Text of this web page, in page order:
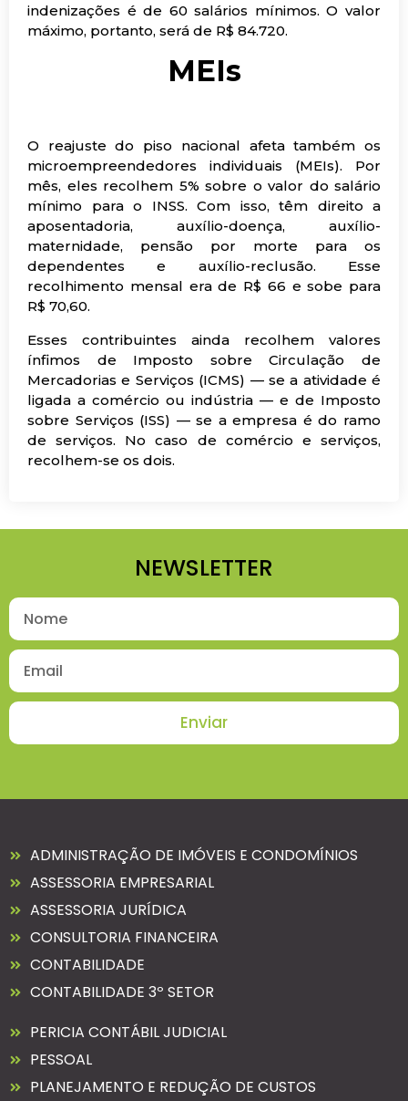
indenizações é de 60 salários mínimos. O valor
máximo, portanto, será de R$ 84.720.
MEIs
O reajuste do piso nacional afeta também os
microempreendedores individuais (MEIs). Por
mês, eles recolhem 5% sobre o valor do salário
mínimo para o INSS. Com isso, têm direito a
aposentadoria, auxílio-doença, auxílio-
maternidade, pensão por morte para os
dependentes e auxílio-reclusão. Esse
recolhimento mensal era de R$ 66 e sobe para
R$ 70,60.
Esses contribuintes ainda recolhem valores
ínfimos de Imposto sobre Circulação de
Mercadorias e Serviços (ICMS) — se a atividade é
ligada a comércio ou indústria — e de Imposto
sobre Serviços (ISS) — se a empresa é do ramo
de serviços. No caso de comércio e serviços,
recolhem-se os dois.
NEWSLETTER
Enviar
ADMINISTRAÇÃO DE IMÓVEIS E CONDOMÍNIOS
ASSESSORIA EMPRESARIAL
ASSESSORIA JURÍDICA
CONSULTORIA FINANCEIRA
CONTABILIDADE
CONTABILIDADE 3º SETOR
PERICIA CONTÁBIL JUDICIAL
PESSOAL
PLANEJAMENTO E REDUÇÃO DE CUSTOS